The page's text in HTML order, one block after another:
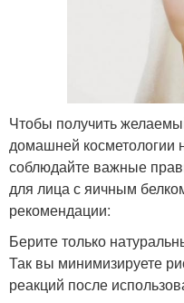
Чтобы получить
домашней косметологии
соблюдайте важные
для лица с яичным
рекомендации:
Берите только
Так вы минимизируете
реакций после